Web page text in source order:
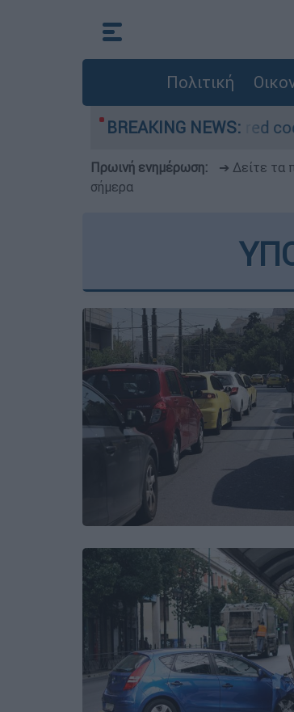
Πολιτική
BREAKING NEWS:
περιοχές σε red code Πέθανε
Πρωινή ενημέρωση: ➔ Δείτε τα
σήμερα